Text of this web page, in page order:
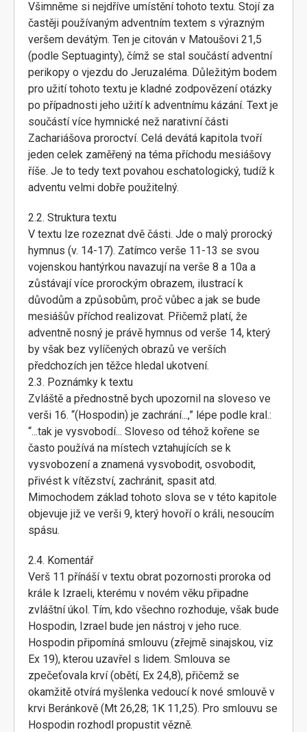
Všimněme si nejdříve umístění tohoto textu. Stojí za
častěji používaným adventním textem s výrazným
veršem devátým. Ten je citován v Matoušovi 21,5
(podle Septuaginty), čímž se stal součástí adventní
perikopy o vjezdu do Jeruzaléma. Důležitým bodem
pro užití tohoto textu je kladné zodpovězení otázky
po případnosti jeho užití k adventnímu kázání. Text je
součástí více hymnické než narativní části
Zachariášova proroctví. Celá devátá kapitola tvoří
jeden celek zaměřený na téma příchodu mesiášovy
říše. Je to tedy text povahou eschatologický, tudíž k
adventu velmi dobře použitelný.
2.2. Struktura textu
V textu lze rozeznat dvě části. Jde o malý prorocký
hymnus (v. 14-17). Zatímco verše 11-13 se svou
vojenskou hantýrkou navazují na verše 8 a 10a a
zůstávají více prorockým obrazem, ilustrací k
důvodům a způsobům, proč vůbec a jak se bude
mesiášův příchod realizovat. Přičemž platí, že
adventně nosný je právě hymnus od verše 14, který
by však bez vylíčených obrazů ve verších
předchozích jen těžce hledal ukotvení.
2.3. Poznámky k textu
Zvláště a přednostně bych upozornil na sloveso ve
verši 16. “(Hospodin) je zachrání...,” lépe podle kral.:
“...tak je vysvobodí... Sloveso od téhož kořene se
často používá na místech vztahujících se k
vysvobození a znamená vysvobodit, osvobodit,
přivést k vítězství, zachránit, spasit atd.
Mimochodem základ tohoto slova se v této kapitole
objevuje již ve verši 9, který hovoří o králi, nesoucím
spásu.
2.4. Komentář
Verš 11 přínáší v textu obrat pozornosti proroka od
krále k Izraeli, kterému v novém věku připadne
zvláštní úkol. Tím, kdo všechno rozhoduje, však bude
Hospodin, Izrael bude jen nástroj v jeho ruce.
Hospodin připomíná smlouvu (zřejmě sinajskou, viz
Ex 19), kterou uzavřel s lidem. Smlouva se
zpečeťovala krví (obětí, Ex 24,8), přičemž se
okamžitě otvírá myšlenka vedoucí k nové smlouvě v
krvi Beránkově (Mt 26,28; 1K 11,25). Pro smlouvu se
Hospodin rozhodl propustit vězně.